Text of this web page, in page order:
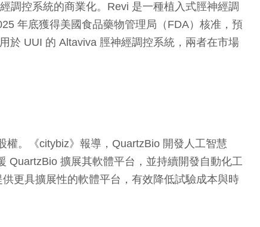
調控系統的商業化。Revi 是一種植入式脛神經調
年底獲得美國食品藥物管理局（FDA）核准，預
於 UUI 的 Altaviva 脛神經調控系統，兩者在市場
。《citybiz》報導，QuartzBio 開發人工智慧
QuartzBio 擴展其軟體平台，並持續開發自動化工
更具擴展性的軟體平台，有效降低試驗成本與時